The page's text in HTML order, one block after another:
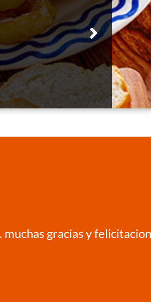
muchas gracias y